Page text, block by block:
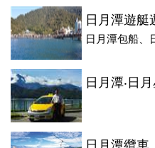
日月潭遊艇
日月潭包船、
日月潭‧日
日月潭纜車